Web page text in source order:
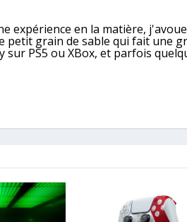
expérience en la matière,
petit grain de sable qui fait une
sur PS5 ou XBox, et parfois